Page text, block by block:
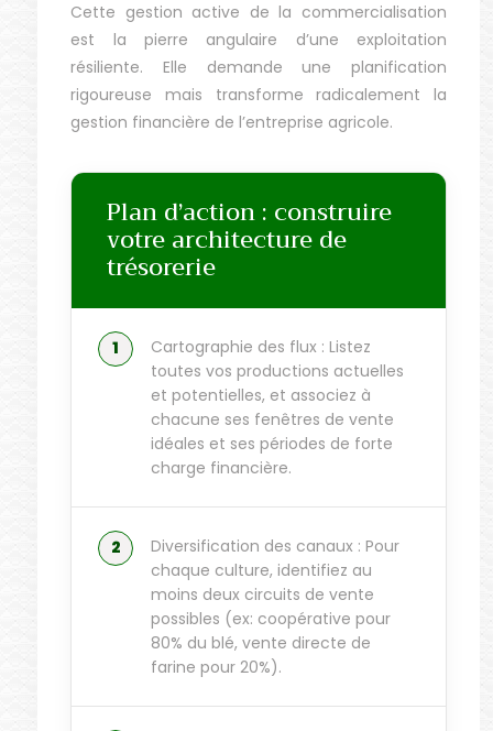
Cette gestion active de la commercialisation
est la pierre angulaire d’une exploitation
résiliente. Elle demande une planification
rigoureuse mais transforme radicalement la
gestion financière de l’entreprise agricole.
Plan d’action : construire
votre architecture de
trésorerie
Cartographie des flux : Listez
toutes vos productions actuelles
et potentielles, et associez à
chacune ses fenêtres de vente
idéales et ses périodes de forte
charge financière.
Diversification des canaux : Pour
chaque culture, identifiez au
moins deux circuits de vente
possibles (ex: coopérative pour
80% du blé, vente directe de
farine pour 20%).